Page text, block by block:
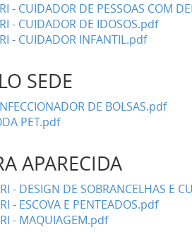
- CUIDADOR DE PESSOAS COM
- CUIDADOR DE IDOSOS.pdf
- CUIDADOR INFANTIL.pdf
SEDE
DE BOLSAS.pdf
PET.pdf
APARECIDA
- DESIGN DE SOBRANCELHAS E
- ESCOVA E PENTEADOS.pdf
- MAQUIAGEM.pdf